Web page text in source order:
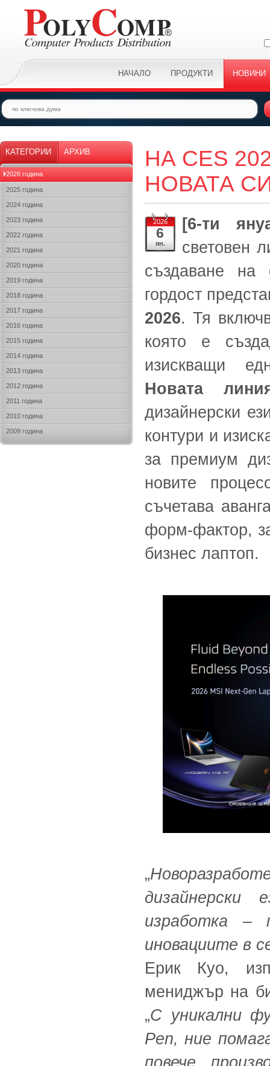
НАЧАЛО ПРОДУКТИ НОВИНИ
КАТЕГОРИИ АРХИВ
2026 година
2025 година
2024 година
2023 година
2022 година
2021 година
2020 година
2019 година
2018 година
2017 година
2016 година
2015 година
2014 година
2013 година
2012 година
2011 година
2010 година
2009 година
НА CES
НОВАТА
2026
6
ян.
[6-ти
световен
създаване на
гордост
2026. Тя
която е
изискващи
Новата
дизайнерски
контури и
за премиум
новите
съчетава
форм-фактор,
бизнес лаптоп.
„
дизайнерски
изработка –
иновациите в
Ерик Куо,
мениджър на
„С уникални
Pen, ние
повече